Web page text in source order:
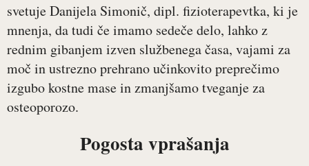
svetuje Danijela Simonič, dipl. fizioterapevtka, ki je
mnenja, da tudi če imamo sedeče delo, lahko z
rednim gibanjem izven službenega časa, vajami za
moč in ustrezno prehrano učinkovito preprečimo
izgubo kostne mase in zmanjšamo tveganje za
osteoporozo.
Pogosta vprašanja